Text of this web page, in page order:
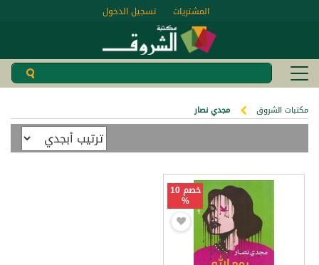
تسجيل الدخول المشتريات
مكتبات الشروق مجدي نصار
خصم 10
%